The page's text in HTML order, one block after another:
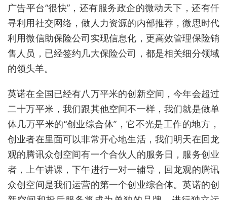
广告平台“很快”，还有服务政企的微动天下，还有仟
寻利用社交网络，做人力资源的内部推荐，微思时代
利用微信助保险公司实现信息化，更高效管理保险销
售人员，已经签约几大保险公司，都是相关细分领域
的领头羊。
英诺在全国已经有八万平米的创新空间，今年会超过
二十万平米，我们跟其他空间不一样，我们就是做单
体几万平米的“创业综合体”，它不光是工作的地方，
创业者在里面可以非常开心地生活，我们明天在回龙
观的腾讯众创空间有一个合伙人的服务日，服务创业
者，上午讲课，下午进行一对一辅导，回龙观的腾讯
众创空间是我们运营的第一个创业综合体。英诺的创